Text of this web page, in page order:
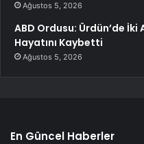
Ağustos 5, 2026
ABD Ordusu: Ürdün’de İki
Hayatını Kaybetti
Ağustos 5, 2026
En Güncel Haberler